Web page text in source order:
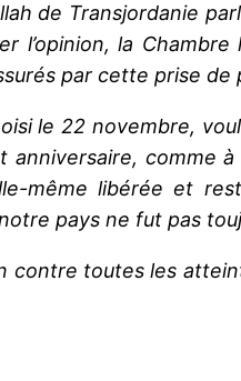
de Transjordanie
l’opinion, la
par cette prise
le 22 novembre,
comme
même libérée et
pays ne fut pas
contre toutes les